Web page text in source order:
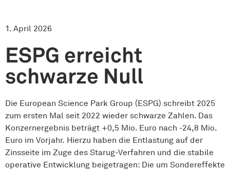
1. April 2026
ESPG erreicht
schwarze Null
Die European Science Park Group (ESPG) schreibt 2025
zum ersten Mal seit 2022 wieder schwarze Zahlen. Das
Konzernergebnis beträgt +0,5 Mio. Euro nach -24,8 Mio.
Euro im Vorjahr. Hierzu haben die Entlastung auf der
Zinsseite im Zuge des Starug-Verfahren und die stabile
operative Entwicklung beigetragen: Die um Sondereffekte